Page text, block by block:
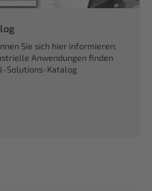
Sie sich hier informieren:
Anwendungen finden
Solutions-Katalog